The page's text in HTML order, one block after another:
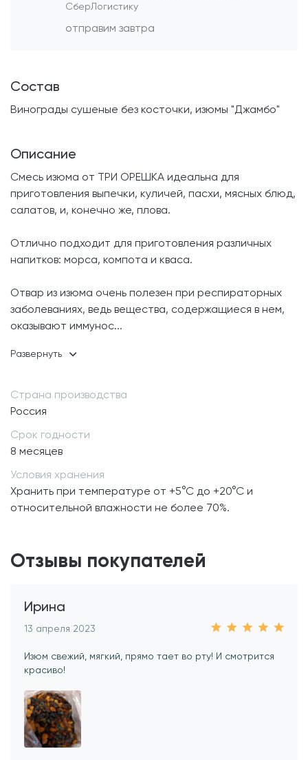
СберЛогистику
отправим завтра
Состав
Винограды сушеные без косточки, изюмы "Джамбо"
Описание
Смесь изюма от ТРИ ОРЕШКА идеальна для
приготовления выпечки, куличей, пасхи, мясных блюд,
салатов, и, конечно же, плова.
Отлично подходит для приготовления различных
напитков: морса, компота и кваса.
Отвар из изюма очень полезен при респираторных
заболеваниях, ведь вещества, содержащиеся в нем,
оказывают иммунос...
Страна производства
Россия
Срок годности
8 месяцев
Условия хранения
Хранить при температуре от +5°С до +20°С и
относительной влажности не более 70%.
Отзывы покупателей
Ирина
13 апреля 2023
Изюм свежий, мягкий, прямо тает во рту! И смотрится
красиво!